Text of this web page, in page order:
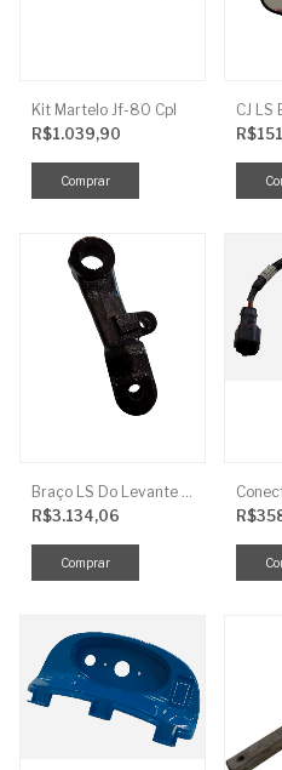
Kit Martelo Jf-80 Cpl
R$1.039,90
Braço LS Do Levante Direito P/Cilindro
R$3.134,06